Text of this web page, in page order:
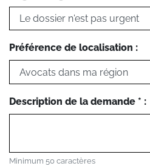
Préférence de localisation :
Description de la demande * :
Minimum 50 caractères